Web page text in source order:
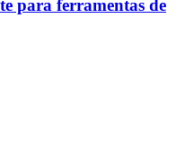
para ferramentas de